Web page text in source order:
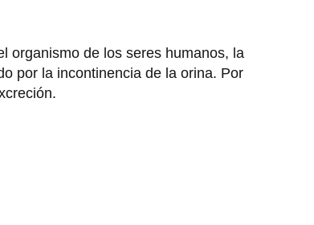
organismo de los seres humanos, la
por la incontinencia de la orina. Por